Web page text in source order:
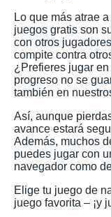
Lo que más atrae
juegos gratis son
con otros
compite contra
¿Prefieres jugar
progreso no se
también en
Así, aunque
avance estará
Además, muchos
puedes jugar con
navegador como
Elige tu juego de
juego favorita – ¡y